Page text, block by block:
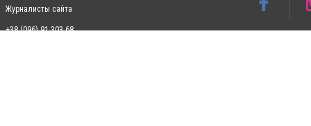
Журналисты сайта
+38 (096) 91 303 68